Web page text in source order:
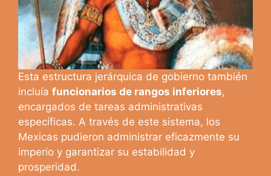
Esta estructura jerárquica de gobierno también
incluía funcionarios de rangos inferiores,
encargados de tareas administrativas
específicas. A través de este sistema, los
Mexicas pudieron administrar eficazmente su
imperio y garantizar su estabilidad y
prosperidad.